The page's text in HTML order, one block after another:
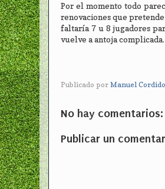
Por el momento todo
renovaciones que
faltaría 7 u 8 jugadores
vuelve a antoja complicada.
Publicado por Manuel Cordido
No hay comentarios:
Publicar un